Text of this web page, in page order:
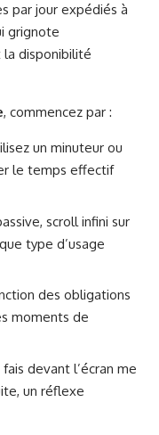
par jour expédiés à
grignote
disponibilité
, commencez par :
un minuteur ou
le temps effectif
scroll infini sur
type d’usage
des obligations
moments de
devant l’écran me
un réflexe